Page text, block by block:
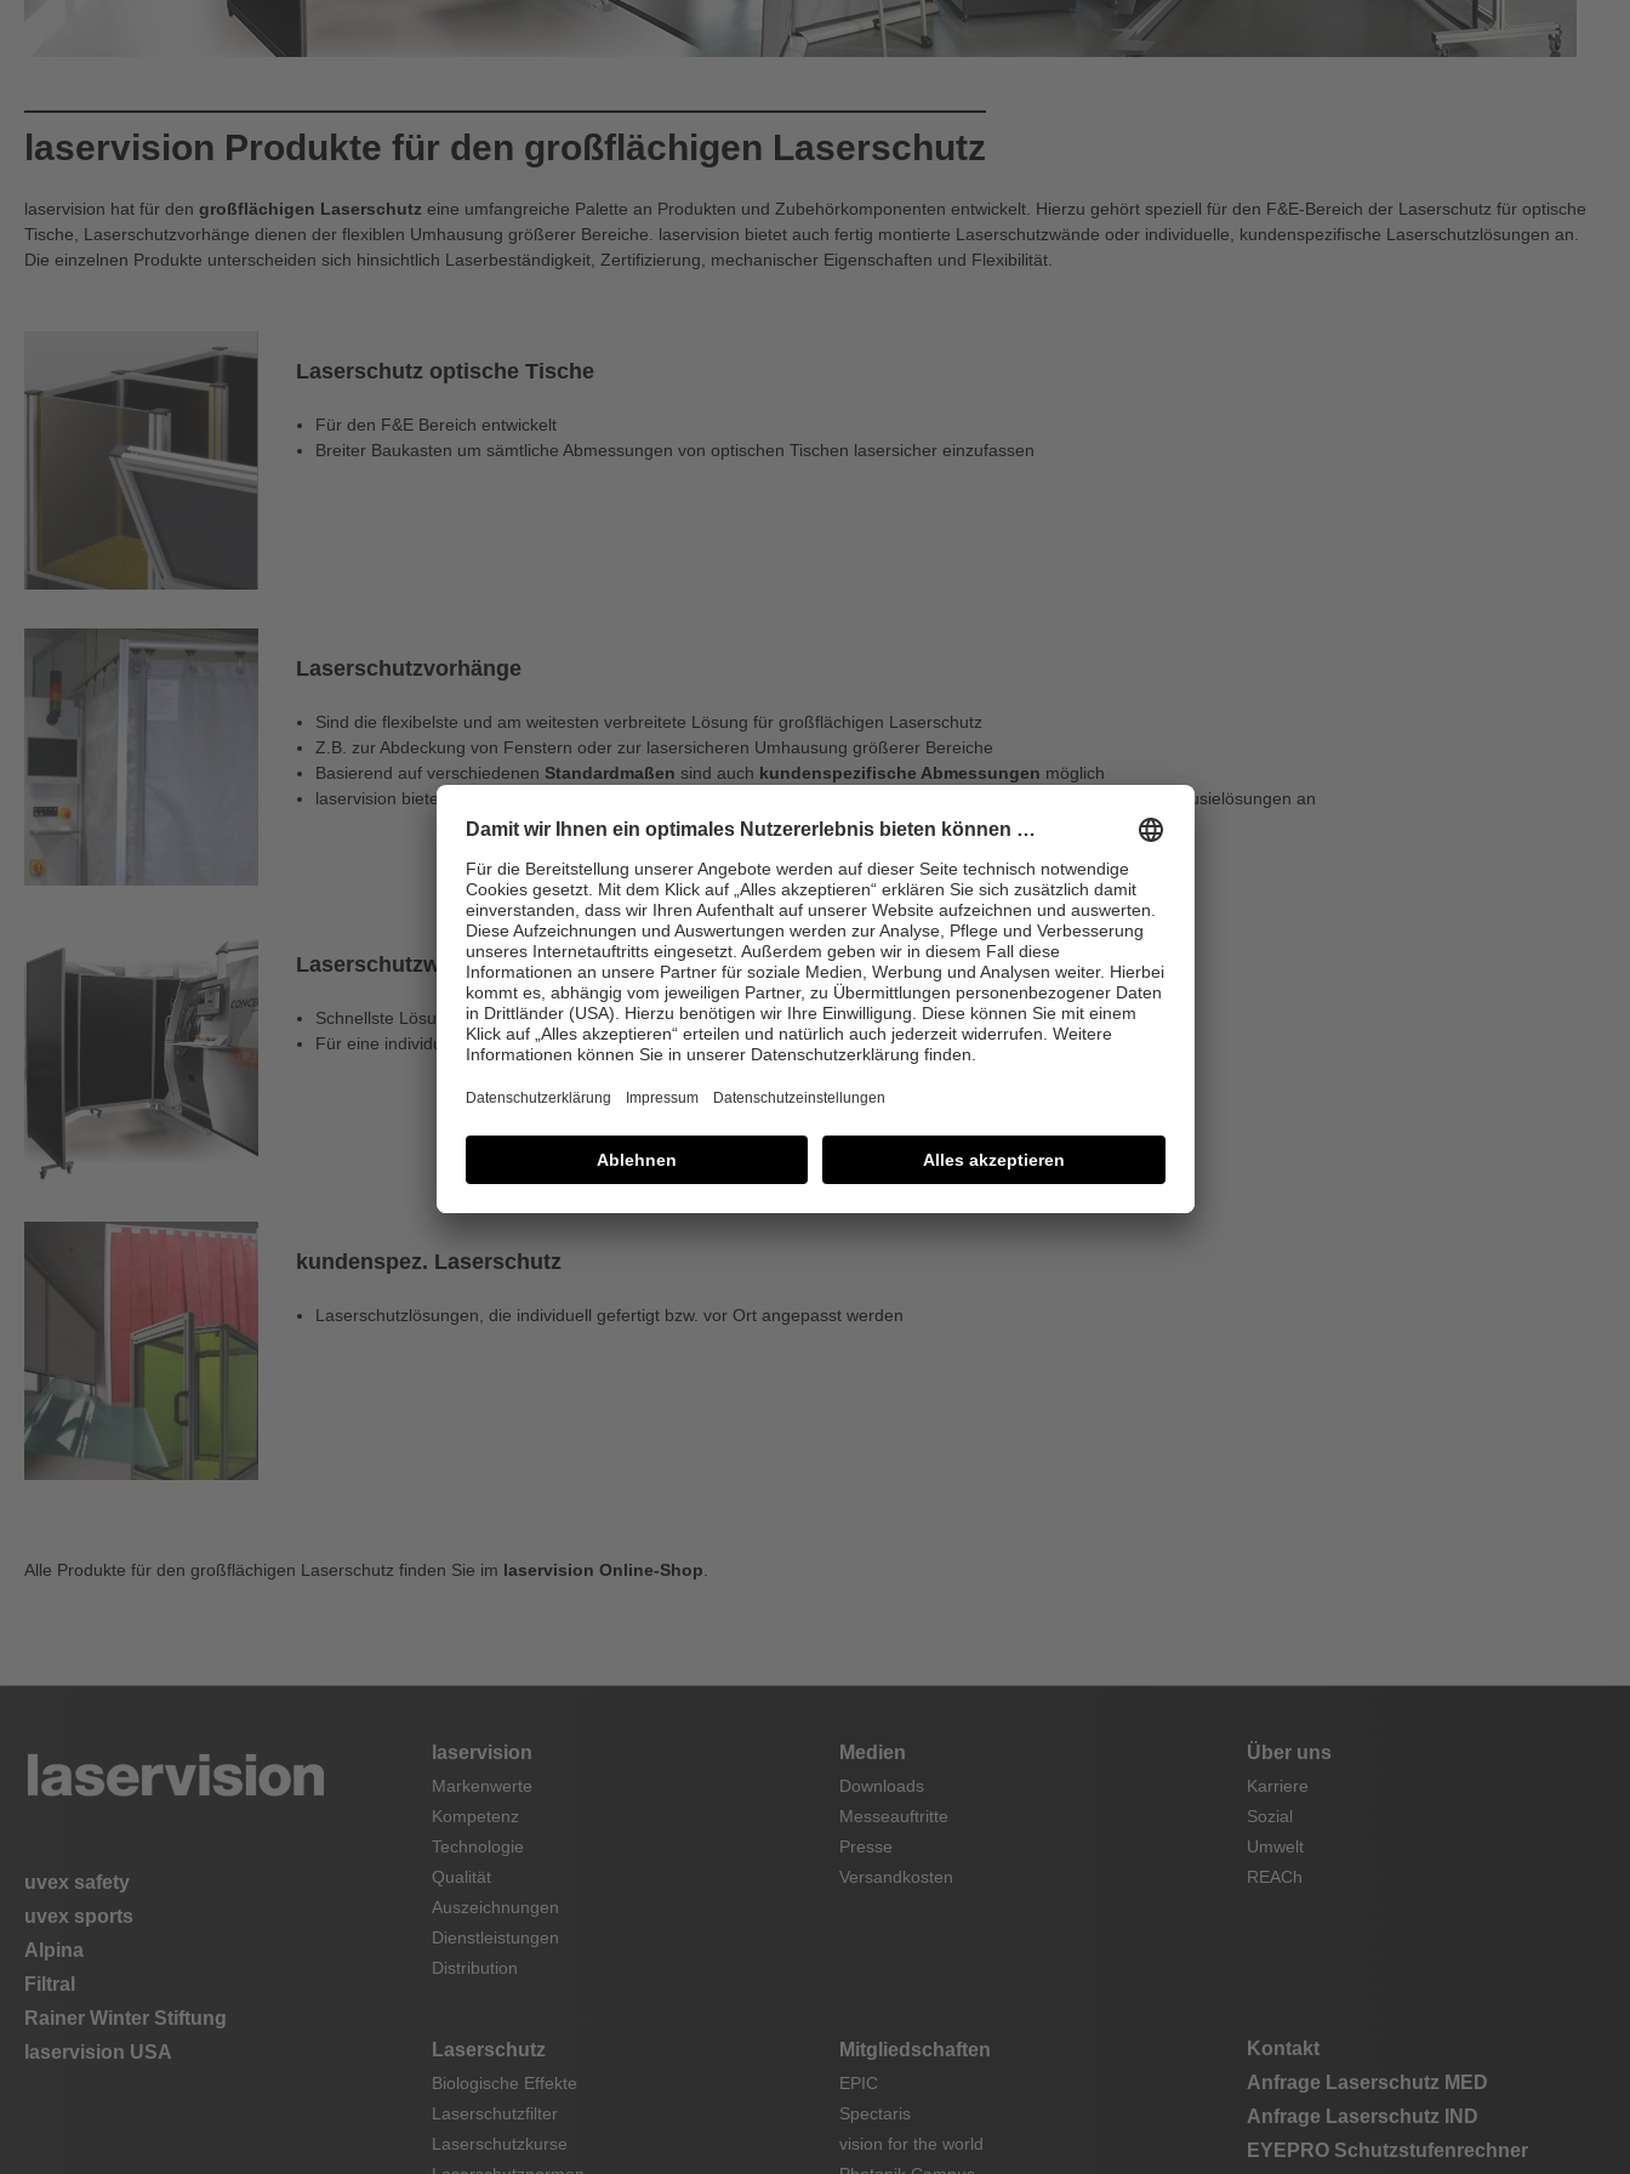
laservision Produkte für den großflächigen Laserschutz
laservision hat für den großflächigen Laserschutz eine umfangreiche Palette an Produkten und Zubehörkomponenten entwickelt. Hierzu gehört speziell für den F&E-Bereich der Laserschutz für optische
Tische, Laserschutzvorhänge dienen der flexiblen Umhausung größerer Bereiche. laservision bietet auch fertig montierte Laserschutzwände oder individuelle, kundenspezifische Laserschutzlösungen an.
Die einzelnen Produkte unterscheiden sich hinsichtlich Laserbeständigkeit, Zertifizierung, mechanischer Eigenschaften und Flexibilität.
Laserschutz optische Tische
Für den F&E Bereich entwickelt
Breiter Baukasten um sämtliche Abmessungen von optischen Tischen lasersicher einzufassen
Laserschutzvorhänge
Sind die flexibelste und am weitesten verbreitete Lösung für großflächigen Laserschutz
Z.B. zur Abdeckung von Fenstern oder zur lasersicheren Umhausung größerer Bereiche
Basierend auf verschiedenen Standardmaßen sind auch kundenspezifische Abmessungen möglich
laservision bietet neben den klassichen Vorhängen auch motorisierte Rollo-Lösungen sowie moderne Vertikal-Jalousielösungen an
Laserschutzwände & Barrier
Schnellste Lösung im Bereich des großflächigen Laserschutzes sind fertig montierteE25 Laserschutzstellwände
Für eine individuelle Gestaltung sind die Laserschutz-Barrier auch als unkonfektionierte Platte verfügbar
kundenspez. Laserschutz
Laserschutzlösungen, die individuell gefertigt bzw. vor Ort angepasst werden
Alle Produkte für den großflächigen Laserschutz finden Sie im laservision Online-Shop
uvex safety
uvex sports
Alpina
Filtral
Rainer Winter Stiftung
laservision USA
laservision
Markenwerte
Kompetenz
Technologie
Qualität
Auszeichnungen
Dienstleistungen
Distribution
Medien
Downloads
Messeauftritte
Presse
Versandkosten
Über uns
Karriere
Sozial
Umwelt
REACh
Laserschutz
Biologische Effekte
Laserschutzfilter
Laserschutzkurse
Mitgliedschaften
EPIC
Spectaris
vision for the world
Kontakt
Anfrage Laserschutz MED
Anfrage Laserschutz IND
EYEPRO Schutzstufenrechner